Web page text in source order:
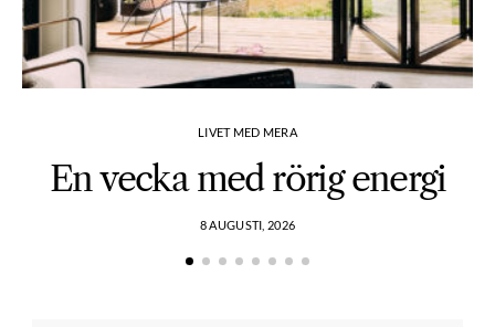
LIVET MED MERA
En vecka med rörig energi
8 AUGUSTI, 2026